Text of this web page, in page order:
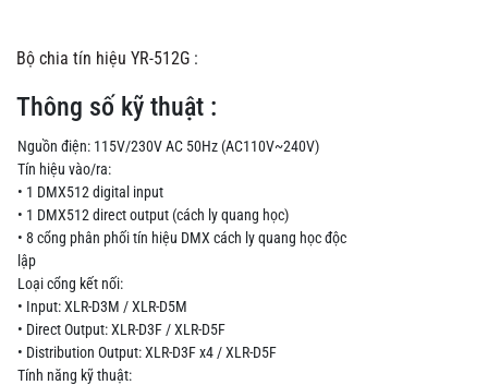
Bộ chia tín hiệu YR-512G :
Thông số kỹ thuật :
Nguồn điện: 115V/230V AC 50Hz (AC110V~240V)
Tín hiệu vào/ra:
• 1 DMX512 digital input
• 1 DMX512 direct output (cách ly quang học)
• 8 cổng phân phối tín hiệu DMX cách ly quang học độc
lập
Loại cổng kết nối:
• Input: XLR-D3M / XLR-D5M
• Direct Output: XLR-D3F / XLR-D5F
• Distribution Output: XLR-D3F x4 / XLR-D5F
Tính năng kỹ thuật: